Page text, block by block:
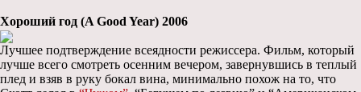
Хороший год (A Good Year) 2006
Лучшее подтверждение всеядности режиссера. Фильм, который
лучше всего смотреть осенним вечером, завернувшись в теплый
плед и взяв в руку бокал вина, минимально похож на то, что